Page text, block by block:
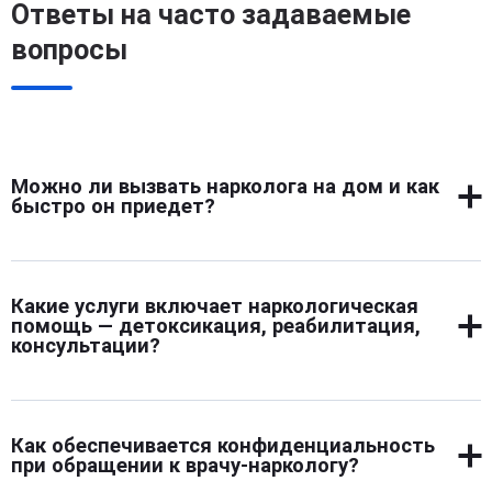
Ответы на часто задаваемые
вопросы
Можно ли вызвать нарколога на дом и как
быстро он приедет?
Да, вызов возможен круглосуточно, включая
уточняет адрес и состояние человека. Бригада
выезжает сразу, обычно время ожидания не
помощь.
Какие услуги включает наркологическая
помощь — детоксикация, реабилитация,
консультации?
Наркологическая помощь охватывает экстренное
психотерапевтическую поддержку и восстановление.
На первом этапе проводится детоксикация, затем
Как обеспечивается конфиденциальность
при обращении к врачу-наркологу?